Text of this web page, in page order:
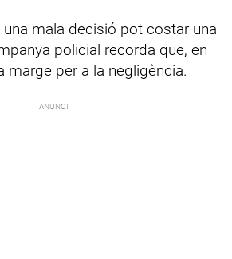
una mala decisió pot costar una
policial recorda que, en
marge per a la negligència.